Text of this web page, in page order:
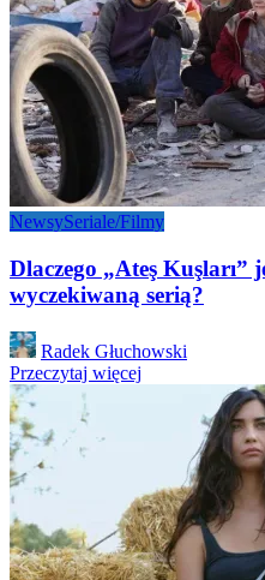
NewsySeriale/Filmy
Dlaczego „Ateş Kuşları”
wyczekiwaną serią?
Posted
by
Radek Głuchowski
Przeczytaj więcej